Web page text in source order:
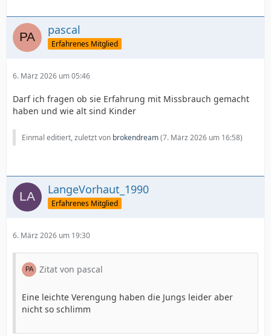
pascal
Erfahrenes Mitglied
6. März 2026 um 05:46
Darf ich fragen ob sie Erfahrung mit Missbrauch gemacht
haben und wie alt sind Kinder
Einmal editiert, zuletzt von brokendream(7. März 2026 um 16:58)
LangeVorhaut_1990
Erfahrenes Mitglied
6. März 2026 um 19:30
Zitat von pascal
Eine leichte Verengung haben die Jungs leider aber
nicht so schlimm